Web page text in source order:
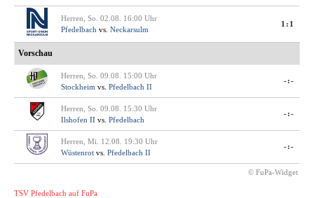
Herren, So. 02.08. 16:00 Uhr
Pfedelbach vs. Neckarsulm
1:1
Vorschau
Herren, So. 09.08. 15:00 Uhr
Stockheim vs. Pfedelbach II
-:-
Herren, So. 09.08. 15:30 Uhr
Ilshofen II vs. Pfedelbach
-:-
Herren, Mi. 12.08. 19:30 Uhr
Wüstenrot vs. Pfedelbach II
-:-
© FuPa-Widget
TSV Pfedelbach auf FuPa